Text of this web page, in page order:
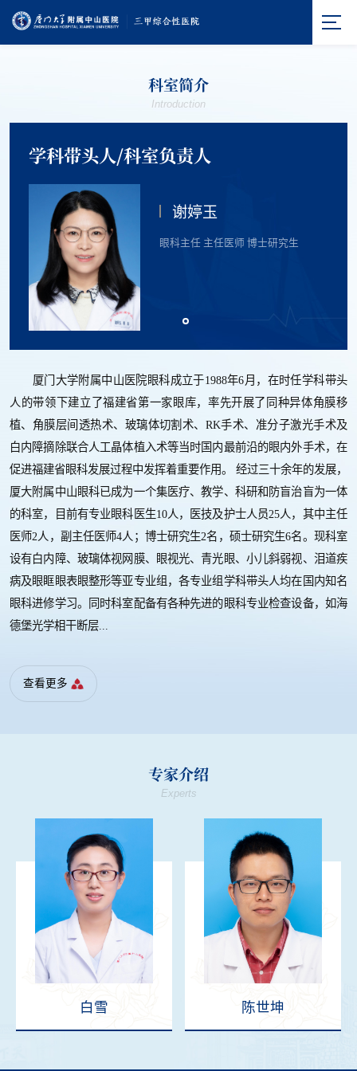
科室简介
Introduction
学科带头人/科室负责人
谢婷玉
眼科主任 主任医师 博士研究生
厦门大学附属中山医院眼科成立于1988年6月，在时任学科带头
人的带领下建立了福建省第一家眼库，率先开展了同种异体角膜移
植、角膜层间透热术、玻璃体切割术、RK手术、准分子激光手术及
白内障摘除联合人工晶体植入术等当时国内最前沿的眼内外手术，在
促进福建省眼科发展过程中发挥着重要作用。 经过三十余年的发展，
厦大附属中山眼科已成为一个集医疗、教学、科研和防盲治盲为一体
的科室，目前有专业眼科医生10人，医技及护士人员25人，其中主任
医师2人，副主任医师4人；博士研究生2名，硕士研究生6名。现科室
设有白内障、玻璃体视网膜、眼视光、青光眼、小儿斜弱视、泪道疾
病及眼眶眼表眼整形等亚专业组，各专业组学科带头人均在国内知名
眼科进修学习。同时科室配备有各种先进的眼科专业检查设备，如海
德堡光学相干断层...
查看更多
专家介绍
Experts
白雪 陈世坤